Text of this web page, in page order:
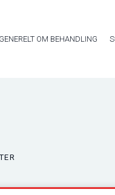
GENERELT OM BEHANDLING